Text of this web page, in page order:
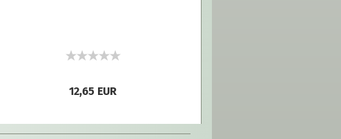
12,65 EUR